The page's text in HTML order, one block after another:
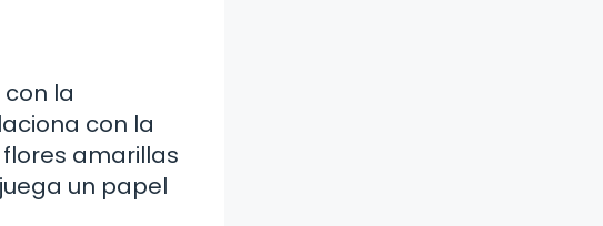
la
con la
amarillas
un papel